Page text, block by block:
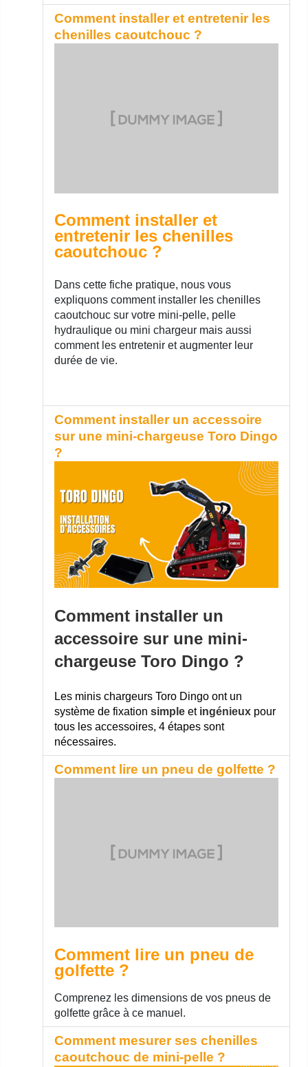
Comment installer et entretenir les
chenilles caoutchouc ?
Comment installer et
entretenir les chenilles
caoutchouc ?
Dans cette fiche pratique, nous vous
expliquons comment installer les chenilles
caoutchouc sur votre mini-pelle, pelle
hydraulique ou mini chargeur mais aussi
comment les entretenir et augmenter leur
durée de vie.
Comment installer un accessoire
sur une mini-chargeuse Toro Dingo
?
Comment installer un
accessoire sur une mini-
chargeuse Toro Dingo ?
Les minis chargeurs Toro Dingo ont un
système de fixation simple et ingénieux pour
tous les accessoires, 4 étapes sont
nécessaires.
Comment lire un pneu de golfette ?
Comment lire un pneu de
golfette ?
Comprenez les dimensions de vos pneus de
golfette grâce à ce manuel.
Comment mesurer ses chenilles
caoutchouc de mini-pelle ?